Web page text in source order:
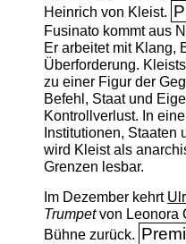
Heinrich von Kleist.
Fusinato kommt aus
Er arbeitet mit Klang,
Überforderung.
zu einer Figur der
Befehl, Staat und
Kontrollverlust. In
Institutionen, Staaten
wird Kleist als
Grenzen lesbar.
Im Dezember kehrt
Trumpetvon Leonora
Bühne zurück.